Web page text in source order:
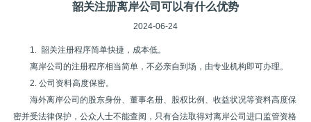
韶关注册离岸公司可以有什么优势
2024-06-24
1. 韶关注册程序简单快捷，成本低。
离岸公司的注册程序相当简单，不必亲自到场，由专业机构即可办理。
2. 公司资料高度保密。
海外离岸公司的股东身份、董事名册、股权比例、收益状况等资料高度保
密并受法律保护，公众人士不能查阅，只有合法取得对离岸公司进口监管资格